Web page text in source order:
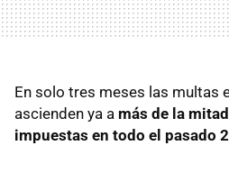
En solo tres meses las multas
ascienden ya a más de la
impuestas en todo el pasado